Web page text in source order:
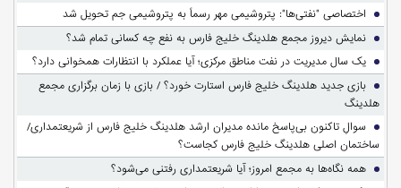
اختصاصی "نفتی‌ها": پتروشیمی مهر رسماً به پتروشیمی جم تحویل شد
نمایش دیروز مجمع هلدینگ خلیج فارس به نفع چه کسانی تمام شد؟
یک سال مدیریت در نفت مناطق مرکزی؛ آیا عملکرد با انتظارات همخوانی دارد؟
بازی جدید هلدینگ خلیج فارس استارت خورد؟ / بازی با زمان برگزاری مجمع
هلدینگ
سوالِ تاکنون بی‌پاسخ مانده مدیران ارشد هلدینگ خلیج فارس از شریعتمداری/
ساختمان اصلی هلدینگ خلیج فارس کجاست؟
همه نگاه‌ها به مجمع امروز؛ آیا شریعتمداری رفتنی می‌شود؟